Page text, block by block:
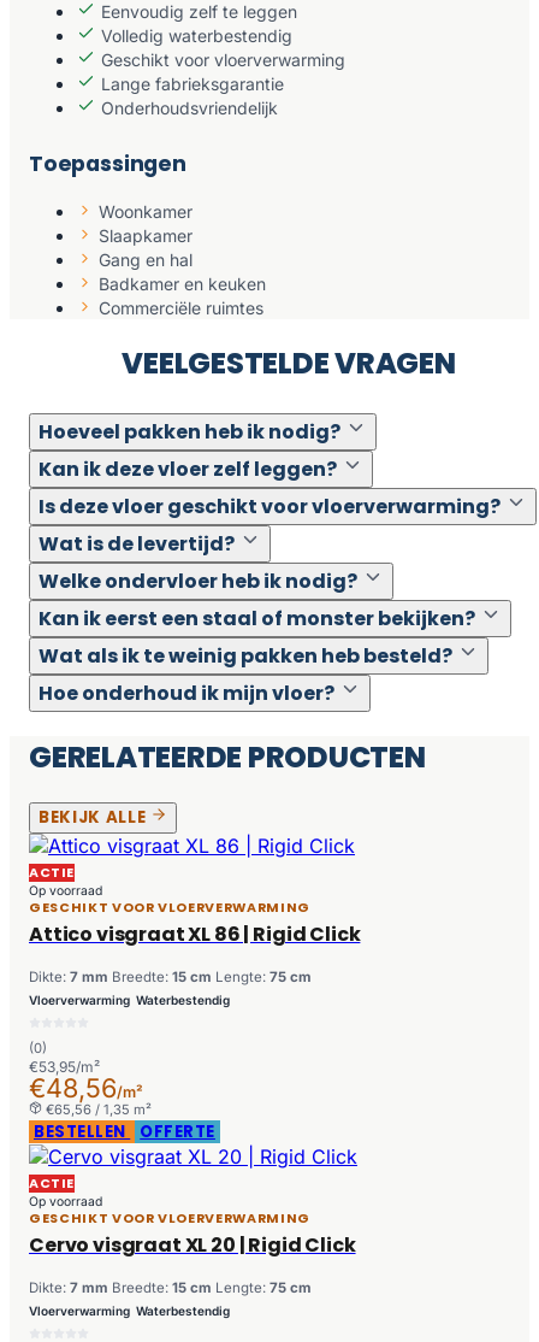
Eenvoudig zelf te leggen
Volledig waterbestendig
Geschikt voor vloerverwarming
Lange fabrieksgarantie
Onderhoudsvriendelijk
Toepassingen
Woonkamer
Slaapkamer
Gang en hal
Badkamer en keuken
Commerciële ruimtes
VEELGESTELDE VRAGEN
Hoeveel pakken heb ik nodig?
Kan ik deze vloer zelf leggen?
Is deze vloer geschikt voor vloerverwarming?
Wat is de levertijd?
Welke ondervloer heb ik nodig?
Kan ik eerst een staal of monster bekijken?
Wat als ik te weinig pakken heb besteld?
Hoe onderhoud ik mijn vloer?
GERELATEERDE PRODUCTEN
BEKIJK ALLE
ACTIE
Op voorraad
GESCHIKT VOOR VLOERVERWARMING
Attico visgraat XL 86 | Rigid Click
Dikte: 7 mm Breedte: 15 cm Lengte: 75 cm
Vloerverwarming Waterbestendig
(0)
€53,95/m²
€48,56/m²
€65,56 / 1,35 m²
BESTELLEN OFFERTE
ACTIE
Op voorraad
GESCHIKT VOOR VLOERVERWARMING
Cervo visgraat XL 20 | Rigid Click
Dikte: 7 mm Breedte: 15 cm Lengte: 75 cm
Vloerverwarming Waterbestendig